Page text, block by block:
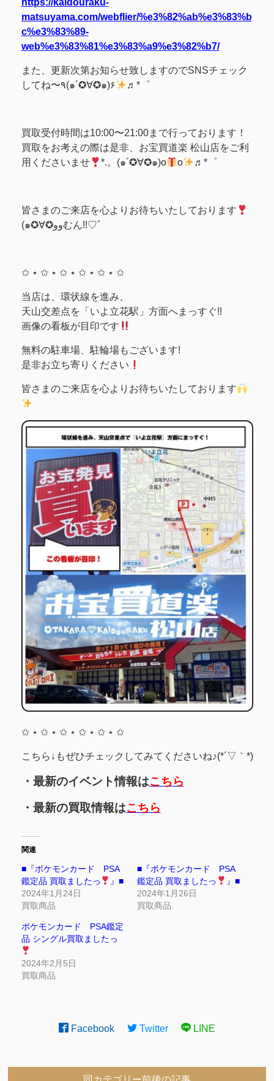
https://kaidouraku-
matsuyama.com/webflier/%e3%82%ab%e3%83%b
c%e3%83%89-
web%e3%83%81%e3%83%a9%e3%82%b7/
また、更新次第お知らせ致しますのでSNSチェック
してね〜٩(๑´✪∀✪๑)۶
♬*゜
買取受付時間は10:00〜21:00まで行っております！
買取をお考えの際は是非、お宝買道楽 松山店をご利
用くださいませ
*.。(๑´✪∀✪๑)o o ♬*゜
皆さまのご来店を心よりお待ちいたしております
(๑✪∀✪ووむん!!♡ﾞ
✩ ⋆ ✩ ⋆ ✩ ⋆ ✩ ⋆ ✩ ⋆ ✩
当店は、環状線を進み、
天山交差点を「いよ立花駅」方面へまっすぐ!!
画像の看板が目印です
無料の駐車場、駐輪場もございます!
是非お立ち寄りください
皆さまのご来店を心よりお待ちいたしております
✩ ⋆ ✩ ⋆ ✩ ⋆ ✩ ⋆ ✩ ⋆ ✩
こちら↓もぜひチェックしてみてくださいね♪(*´▽｀*)
・最新のイベント情報はこちら
・最新の買取情報はこちら
関連
■『ポケモンカード PSA
鑑定品 買取ましたっ
』■
2024年1月24日
買取商品
■『ポケモンカード PSA
鑑定品 買取ましたっ
』■
2024年1月26日
買取商品
ポケモンカード PSA鑑定
品 シングル買取ましたっ
2024年2月5日
買取商品
Facebook Twitter LINE